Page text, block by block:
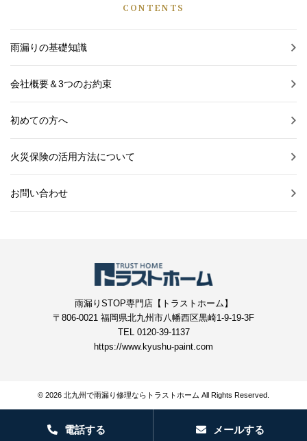
CONTENTS
雨漏りの基礎知識
会社概要＆3つのお約束
初めての方へ
火災保険の活用方法について
お問い合わせ
雨漏りSTOP専門店【トラストホーム】
〒806-0021 福岡県北九州市八幡西区黒崎1-9-19-3F
TEL 0120-39-1137
https://www.kyushu-paint.com
電話する メールする
© 2026 北九州で雨漏り修理ならトラストホーム All Rights Reserved.